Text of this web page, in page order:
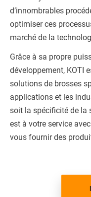
d’innombrables
optimiser ces
marché de la
Grâce à sa propre
développement, KOTI
solutions de brosses
applications et les
soit la spécificité de la
est à votre service
vous fournir des